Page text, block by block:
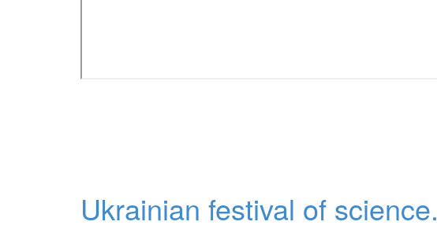
Ukrainian festival of science.